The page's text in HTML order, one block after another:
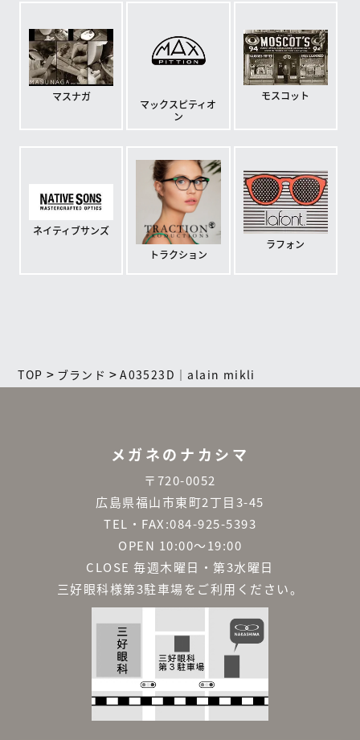
TOP > ブランド >A03523D｜alain mikli
マスナガ
マックスピティオ
ン
モスコット
ネイティブサンズ
トラクション
ラフォン
メガネのナカシマ
〒720-0052
広島県福山市東町2丁目3-45
TEL・FAX:084-925-5393
OPEN 10:00～19:00
CLOSE 毎週木曜日・第3水曜日
三好眼科様第3駐車場をご利用ください。